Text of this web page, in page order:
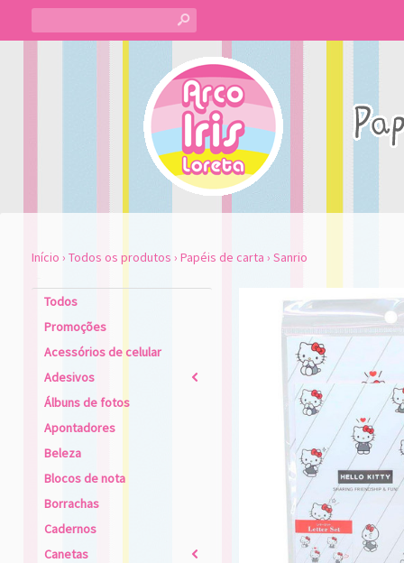
s
Início › Todos os produtos › Papéis de carta › Sanrio
Todos
Promoções
Acessórios de celular
Adesivos
2
Álbuns de fotos
Apontadores
Beleza
Blocos de nota
Borrachas
Cadernos
Canetas
2